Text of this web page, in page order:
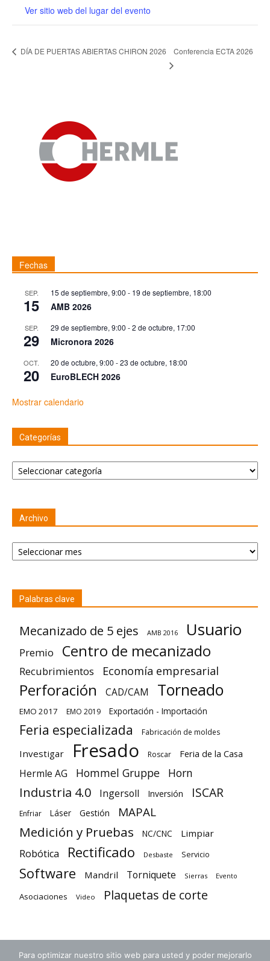
Ver sitio web del lugar del evento
DÍA DE PUERTAS ABIERTAS CHIRON 2026 Conferencia ECTA 2026
Fechas
SEP.
15
15 de septiembre, 9:00 - 19 de septiembre, 18:00
AMB 2026
SEP.
29
29 de septiembre, 9:00 -2 de octubre, 17:00
Micronora 2026
OCT.
20
20 de octubre, 9:00 -23 de octubre, 18:00
EuroBLECH 2026
Mostrar calendario
Categorías
Categorías
Archivo
Archivo
Palabras clave
Mecanizado de 5 ejes AMB 2016 Usuario
Premio Centro de mecanizado
Recubrimientos Economía empresarial
Perforación CAD/CAM Torneado
EMO 2017 EMO 2019 Exportación - Importación
Feria especializada Fabricación de moldes
Investigar Fresado Roscar Feria de la Casa
Hermle AG Hommel Gruppe Horn
Industria 4.0 Ingersoll Inversión ISCAR
Enfriar Láser Gestión MAPAL
Medición y Pruebas NC/CNC Limpiar
Robótica Rectificado Desbaste Servicio
Software Mandril Torniquete Sierras Evento
Asociaciones Video Plaquetas de corte
Para optimizar nuestro sitio web para usted y poder mejorarlo